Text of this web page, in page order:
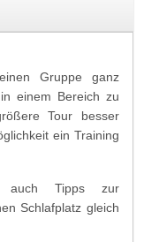
Gruppe ganz
einem Bereich zu
Tour besser
ein Training
auch Tipps zur
Schlafplatz gleich